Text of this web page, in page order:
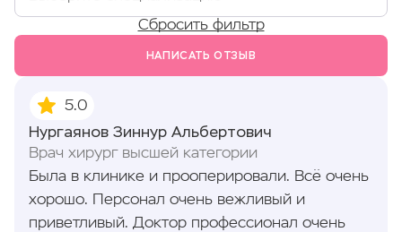
Сбросить фильтр
НАПИСАТЬ ОТЗЫВ
Нургаянов Зиннур Альбертович
Врач хирург высшей категории
5.0
Была в клинике и прооперировали. Всё очень
хорошо. Персонал очень вежливый и
приветливый. Доктор профессионал очень